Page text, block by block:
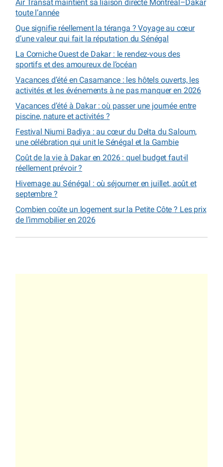
Air Transat maintient sa liaison directe Montréal–Dakar
toute l’année
Que signifie réellement la téranga ? Voyage au cœur
d’une valeur qui fait la réputation du Sénégal
La Corniche Ouest de Dakar : le rendez-vous des
sportifs et des amoureux de l’océan
Vacances d’été en Casamance : les hôtels ouverts, les
activités et les événements à ne pas manquer en 2026
Vacances d’été à Dakar : où passer une journée entre
piscine, nature et activités ?
Festival Niumi Badiya : au cœur du Delta du Saloum,
une célébration qui unit le Sénégal et la Gambie
Coût de la vie à Dakar en 2026 : quel budget faut-il
réellement prévoir ?
Hivernage au Sénégal : où séjourner en juillet, août et
septembre ?
Combien coûte un logement sur la Petite Côte ? Les prix
de l’immobilier en 2026